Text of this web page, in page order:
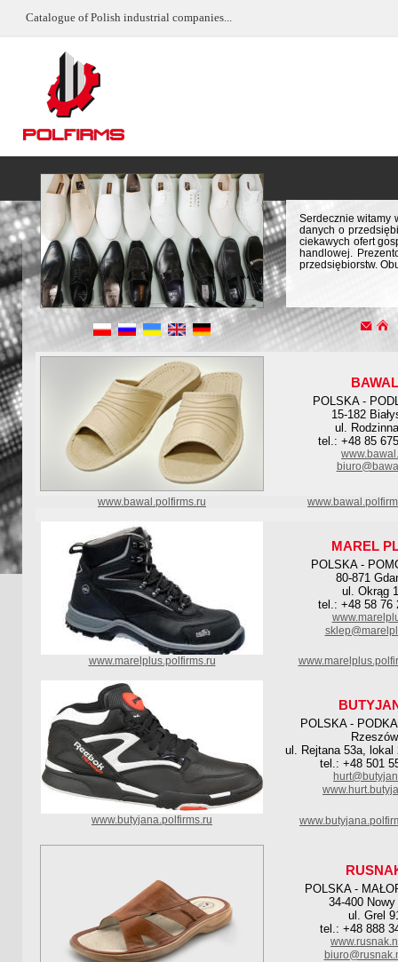
Catalogue of Polish industrial companies...
Serdecznie witamy
danych o
ciekawych ofert
handlowej.
przedsiębiorstw.
BAWAL
POLSKA -
15-182
ul.
tel.: +48 85
www.bawal.polfirms.ru
MAREL
POLSKA -
80-871
ul. Okrąg
tel.: +48 58 76
www.marelplus.polfirms.ru
POLSKA -
Rzeszów
ul. Rejtana 53a, lokal
tel.: +48 501
www.butyjana.polfirms.ru
POLSKA -
34-400 Nowy
ul. Grel
tel.: +48 888